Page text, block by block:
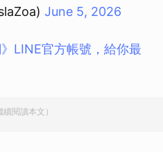
June 5, 2026
LINE官方帳號，給你最
閱讀本文）